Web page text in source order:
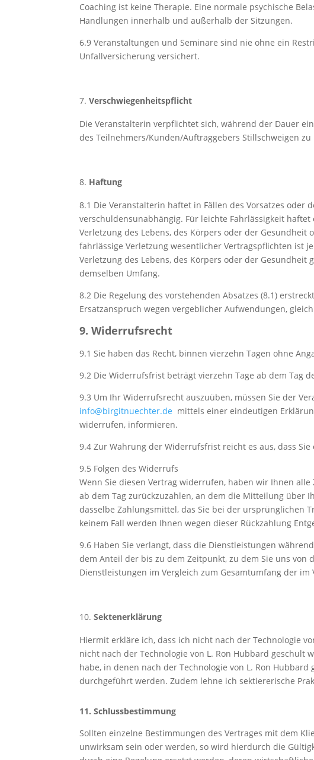
Coaching ist keine Therapie. Eine normale psychische
Handlungen innerhalb und außerhalb der Sitzungen.
6.9 Veranstaltungen und Seminare sind nie ohne ein
Unfallversicherung versichert.
Verschwiegenheitspflicht
Die Veranstalterin verpflichtet sich, während der Dauer
des Teilnehmers/Kunden/Auftraggebers Stillschweigen zu
Haftung
8.1 Die Veranstalterin haftet in Fällen des Vorsatzes
verschuldensunabhängig. Für leichte Fahrlässigkeit
Verletzung des Lebens, des Körpers oder der
fahrlässige Verletzung wesentlicher Vertragspflichten ist
Verletzung des Lebens, des Körpers oder der
demselben Umfang.
8.2 Die Regelung des vorstehenden Absatzes (8.1)
Ersatzanspruch wegen vergeblicher Aufwendungen,
9. Widerrufsrecht
9.1 Sie haben das Recht, binnen vierzehn Tagen ohne
9.2 Die Widerrufsfrist beträgt vierzehn Tage ab dem Tag
9.3 Um Ihr Widerrufsrecht auszuüben, müssen Sie der
info@birgitnuechter.de mittels einer eindeutigen
widerrufen, informieren.
9.4 Zur Wahrung der Widerrufsfrist reicht es aus, dass
9.5 Folgen des Widerrufs
Wenn Sie diesen Vertrag widerrufen, haben wir Ihnen
ab dem Tag zurückzuzahlen, an dem die Mitteilung über
dasselbe Zahlungsmittel, das Sie bei der ursprünglichen
keinem Fall werden Ihnen wegen dieser Rückzahlung
9.6 Haben Sie verlangt, dass die Dienstleistungen
dem Anteil der bis zu dem Zeitpunkt, zu dem Sie uns
Dienstleistungen im Vergleich zum Gesamtumfang der
Sektenerklärung
Hiermit erkläre ich, dass ich nicht nach der Technologie
nicht nach der Technologie von L. Ron Hubbard
habe, in denen nach der Technologie von L. Ron
durchgeführt werden. Zudem lehne ich sektiererische
11.Schlussbestimmung
Sollten einzelne Bestimmungen des Vertrages mit dem
unwirksam sein oder werden, so wird hierdurch die